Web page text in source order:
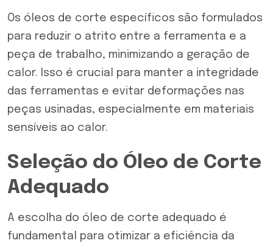
Os óleos de corte específicos são formulados
para reduzir o atrito entre a ferramenta e a
peça de trabalho, minimizando a geração de
calor. Isso é crucial para manter a integridade
das ferramentas e evitar deformações nas
peças usinadas, especialmente em materiais
sensíveis ao calor.
Seleção do Óleo de Corte
Adequado
A escolha do óleo de corte adequado é
fundamental para otimizar a eficiência da